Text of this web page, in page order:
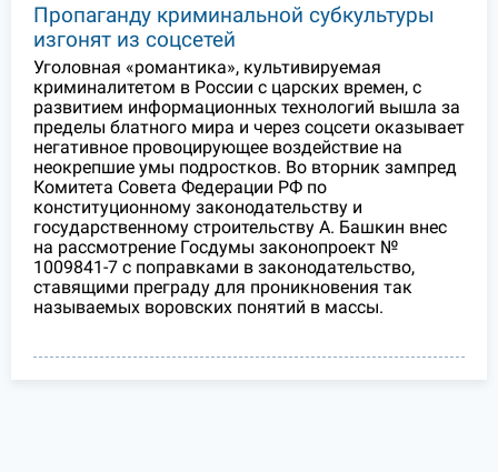
Пропаганду криминальной субкультуры
изгонят из соцсетей
Уголовная «романтика», культивируемая
криминалитетом в России с царских времен, с
развитием информационных технологий вышла за
пределы блатного мира и через соцсети оказывает
негативное провоцирующее воздействие на
неокрепшие умы подростков. Во вторник зампред
Комитета Совета Федерации РФ по
конституционному законодательству и
государственному строительству А. Башкин внес
на рассмотрение Госдумы законопроект №
1009841-7 с поправками в законодательство,
ставящими преграду для проникновения так
называемых воровских понятий в массы.